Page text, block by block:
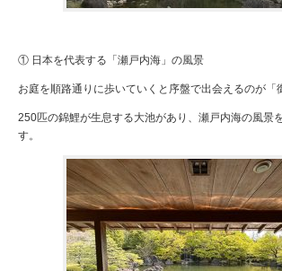
① 日本を代表する「瀬戸内海」の風景
お庭を順路通りに歩いていくと序盤で出会えるのが「
250匹の錦鯉が生息する大池があり、瀬戸内海の風景
す。